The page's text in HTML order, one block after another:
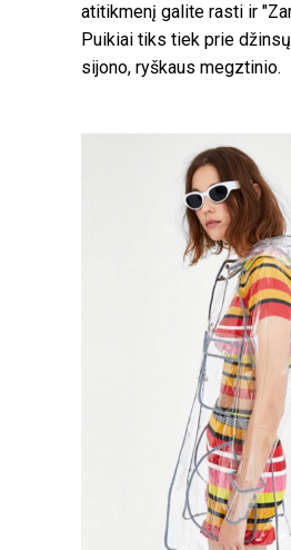
atitikmenį galite rasti ir
Puikiai tiks tiek prie
sijono, ryškaus megztinio.